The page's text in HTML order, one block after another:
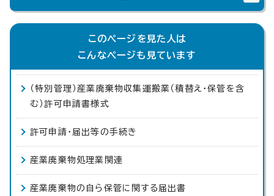
このページを見た人は
こんなページも見ています
（特別管理）産業廃棄物収集運搬業（積替え・保管を含
む）許可申請書様式
許可申請・届出等の手続き
産業廃棄物処理業関連
産業廃棄物の自ら保管に関する届出書